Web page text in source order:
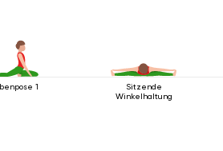
1
Sitzende
Winkelhaltung